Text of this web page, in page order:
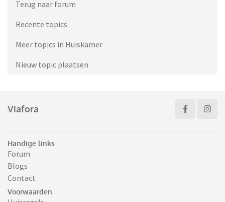
Terug naar forum
Recente topics
Meer topics in Huiskamer
Nieuw topic plaatsen
Viafora
Handige links
Forum
Blogs
Contact
Voorwaarden